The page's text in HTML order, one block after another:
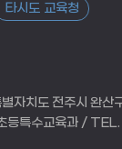
타시도 교육청
자치도 전주시 완산
초등특수교육과 /